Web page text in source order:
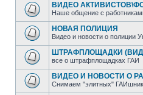
ВИДЕО
Наше общение с
НОВАЯ ПОЛИЦИЯ
Видео и новости о полиции
ШТРАФПЛОЩАДКИ
все о штрафплощадках ГАИ
ВИДЕО И НОВОСТИ О
Снимаем "элитных"